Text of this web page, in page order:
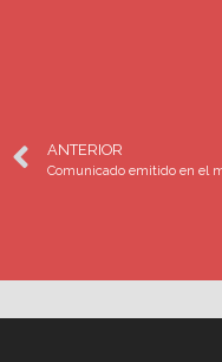
ANTERIOR